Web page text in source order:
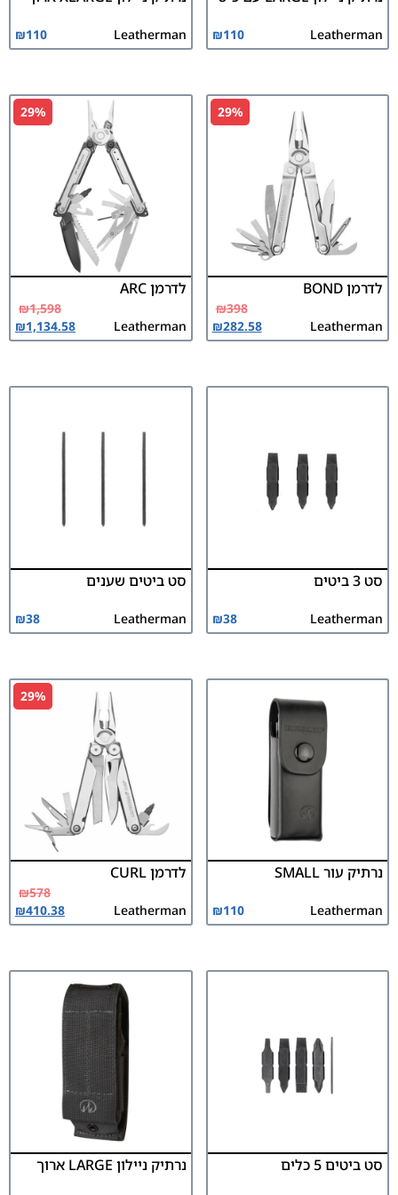
Leatherman
₪110
Leatherman
₪110
29%
לדרמן BOND
Leatherman
₪398
₪282.58
29%
לדרמן ARC
Leatherman
₪1,598
₪1,134.58
סט 3 ביטים
Leatherman
₪38
סט ביטים שענים
Leatherman
₪38
נרתיק עור SMALL
Leatherman
₪110
29%
לדרמן CURL
Leatherman
₪578
₪410.38
סט ביטים 5 כלים נרתיק ניילון LARGE ארוך